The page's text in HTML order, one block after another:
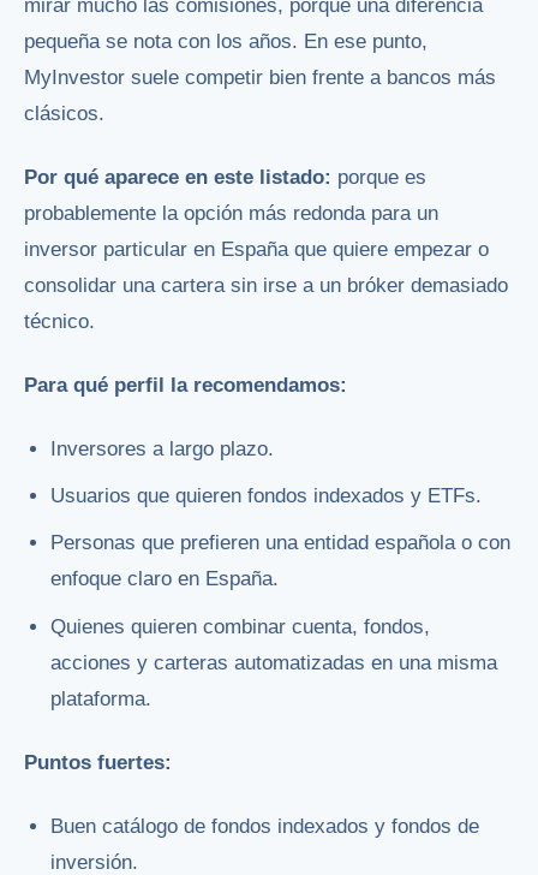
mirar mucho las comisiones, porque una diferencia
pequeña se nota con los años. En ese punto,
MyInvestor suele competir bien frente a bancos más
clásicos.
Por qué aparece en este listado: porque es
probablemente la opción más redonda para un
inversor particular en España que quiere empezar o
consolidar una cartera sin irse a un bróker demasiado
técnico.
Para qué perfil la recomendamos:
Inversores a largo plazo.
Usuarios que quieren fondos indexados y ETFs.
Personas que prefieren una entidad española o con
enfoque claro en España.
Quienes quieren combinar cuenta, fondos,
acciones y carteras automatizadas en una misma
plataforma.
Puntos fuertes:
Buen catálogo de fondos indexados y fondos de
inversión.